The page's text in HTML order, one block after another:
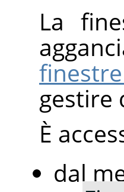
La
gestire
È
dal